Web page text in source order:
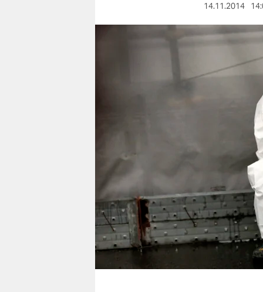
veranstaltungen
shop
fragen & hilfe
unterstützen
abo
genossenschaft
14.11.2014